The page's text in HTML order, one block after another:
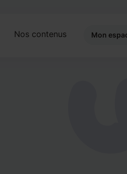
Nos contenus Mon